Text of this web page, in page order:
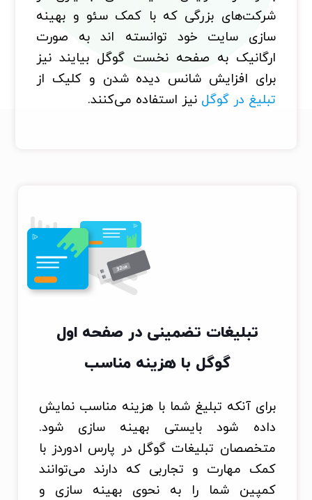
شرکت‌های بزرگی که با کمک سئو و بهینه
سازی سایت خود توانسته اند به صورت
ارگانیک به صفحه نخست گوگل بیایند نیز
برای افزایش شانس دیده شدن و کلیک از
تبلیغ در گوگل نیز استفاده می‌کنند.
تبلیغات تضمینی در صفحه اول
گوگل با هزینه مناسب
برای آنکه تبلیغ شما با هزینه مناسب نمایش
داده شود بایستی بهینه سازی شود.
متخصصان تبلیغات گوگل در پارس ادوردز با
کمک مهارت و تجاربی که دارند می‌توانند
کمپین شما را به نحوی بهینه سازی و